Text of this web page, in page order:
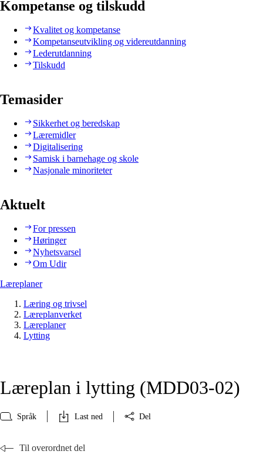
Kompetanse og tilskudd
Kvalitet og kompetanse
Kompetanseutvikling og videreutdanning
Lederutdanning
Tilskudd
Temasider
Sikkerhet og beredskap
Læremidler
Digitalisering
Samisk i barnehage og skole
Nasjonale minoriteter
Aktuelt
For pressen
Høringer
Nyhetsvarsel
Om Udir
Læreplaner
Læring og trivsel
Læreplanverket
Læreplaner
Lytting
Læreplan i lytting (MDD03‑02)
Språk Last ned Del
Til overordnet del